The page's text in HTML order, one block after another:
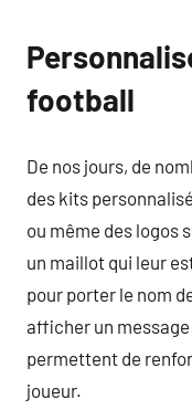
football
De nos jours, de
des kits
ou même des logos
un maillot qui leur
pour porter le nom
afficher un
permettent de
joueur.